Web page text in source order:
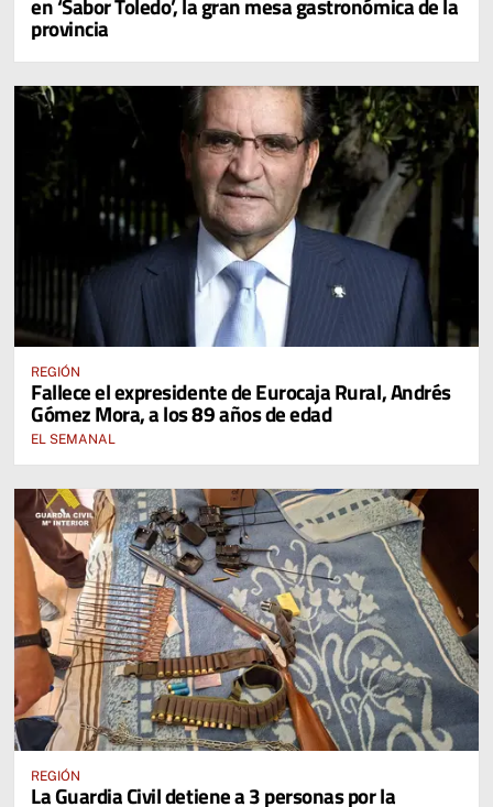
provincia
REGIÓN
Fallece el expresidente de Eurocaja Rural, Andrés
Gómez Mora, a los 89 años de edad
EL SEMANAL
REGIÓN
La Guardia Civil detiene a 3 personas por la